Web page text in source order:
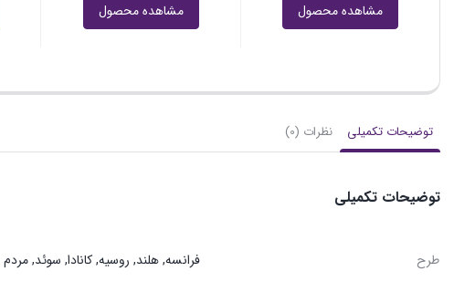
مشاهده محصول مشاهده محصول
توضیحات تکمیلی نظرات (0)
توضیحات تکمیلی
طرح فرانسه, هلند, روسیه, کانادا, سوئد,